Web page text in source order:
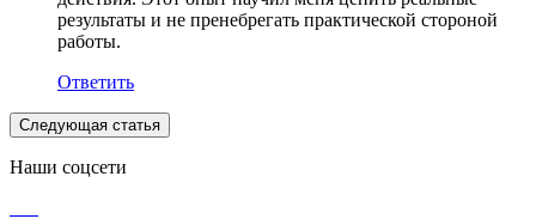
результаты и не пренебрегать практической стороной
работы.
Ответить
Следующая статья
Наши соцсети